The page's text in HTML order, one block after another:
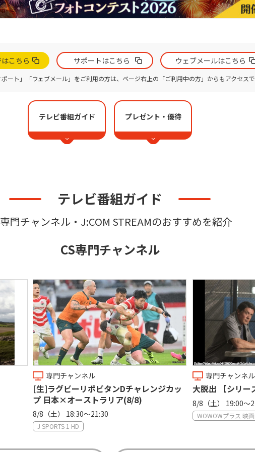
はこちら サポート はこちら ウェブメールはこちら
ート」「ウェブメール」をご利用の方は、ページ右上の「ご利用中の方」からもアクセスで
テレビ番組ガイド プレゼント・優待
テレビ番組ガイド
門チャンネル・J:COM STREAMのおすすめを紹介
CS専門チャンネル
チャレンジカッ
8)
専門チャンネル
大脱出 【シリーズ一挙】
8/8（土） 19:00〜21:00
WOWOWプラス 映画・ドラマ・スポーツ・音楽
専
新日
8/8（
スポー